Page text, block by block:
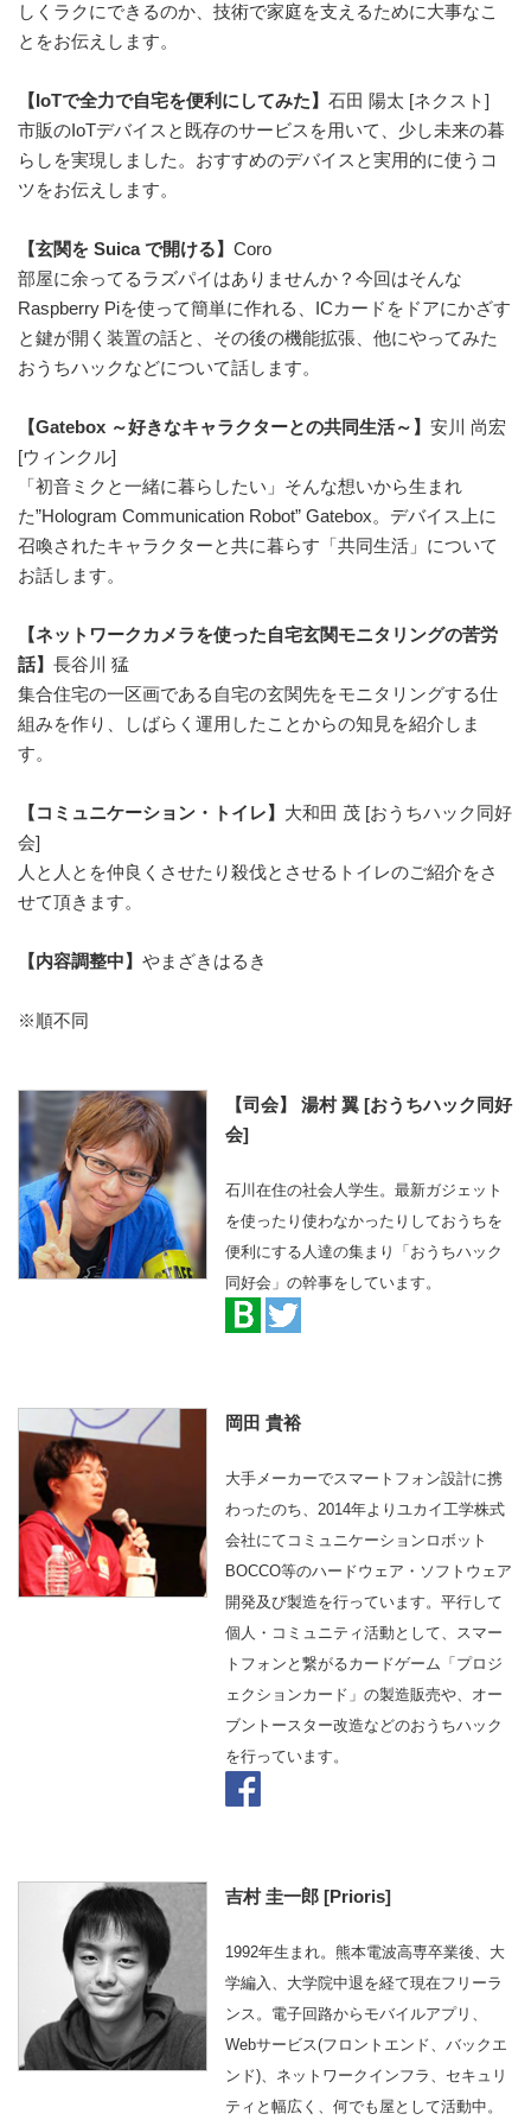
しくラクにできるのか、技術で家庭を支えるために大事なこ
とをお伝えします。
【IoTで全力で自宅を便利にしてみた】 石田 陽太 [ネクスト]
市販のIoTデバイスと既存のサービスを用いて、少し未来の暮
らしを実現しました。おすすめのデバイスと実用的に使うコ
ツをお伝えします。
【玄関を Suica で開ける】 Coro
部屋に余ってるラズパイはありませんか？今回はそんな
Raspberry Piを使って簡単に作れる、ICカードをドアにかざす
と鍵が開く装置の話と、その後の機能拡張、他にやってみた
おうちハックなどについて話します。
【Gatebox ～好きなキャラクターとの共同生活～】 安川 尚宏
[ウィンクル]
「初音ミクと一緒に暮らしたい」そんな想いから生まれ
た”Hologram Communication Robot” Gatebox。デバイス上に
召喚されたキャラクターと共に暮らす「共同生活」について
お話します。
【ネットワークカメラを使った自宅玄関モニタリングの苦労
話】 長谷川 猛
集合住宅の一区画である自宅の玄関先をモニタリングする仕
組みを作り、しばらく運用したことからの知見を紹介しま
す。
【コミュニケーション・トイレ】 大和田 茂 [おうちハック同好
会]
人と人とを仲良くさせたり殺伐とさせるトイレのご紹介をさ
せて頂きます。
【内容調整中】 やまざきはるき
※順不同
【司会】 湯村 翼 [おうちハック同好
会]
石川在住の社会人学生。最新ガジェット
を使ったり使わなかったりしておうちを
便利にする人達の集まり「おうちハック
同好会」の幹事をしています。
岡田 貴裕
大手メーカーでスマートフォン設計に携
わったのち、2014年よりユカイ工学株式
会社にてコミュニケーションロボット
BOCCO等のハードウェア・ソフトウェア
開発及び製造を行っています。平行して
個人・コミュニティ活動として、スマー
トフォンと繋がるカードゲーム「プロジ
ェクションカード」の製造販売や、オー
ブントースター改造などのおうちハック
を行っています。
吉村 圭一郎 [Prioris]
1992年生まれ。熊本電波高専卒業後、大
学編入、大学院中退を経て現在フリーラ
ンス。電子回路からモバイルアプリ、
Webサービス(フロントエンド、バックエ
ンド)、ネットワークインフラ、セキュリ
ティと幅広く、何でも屋として活動中。